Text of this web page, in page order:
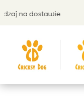
na dostawie